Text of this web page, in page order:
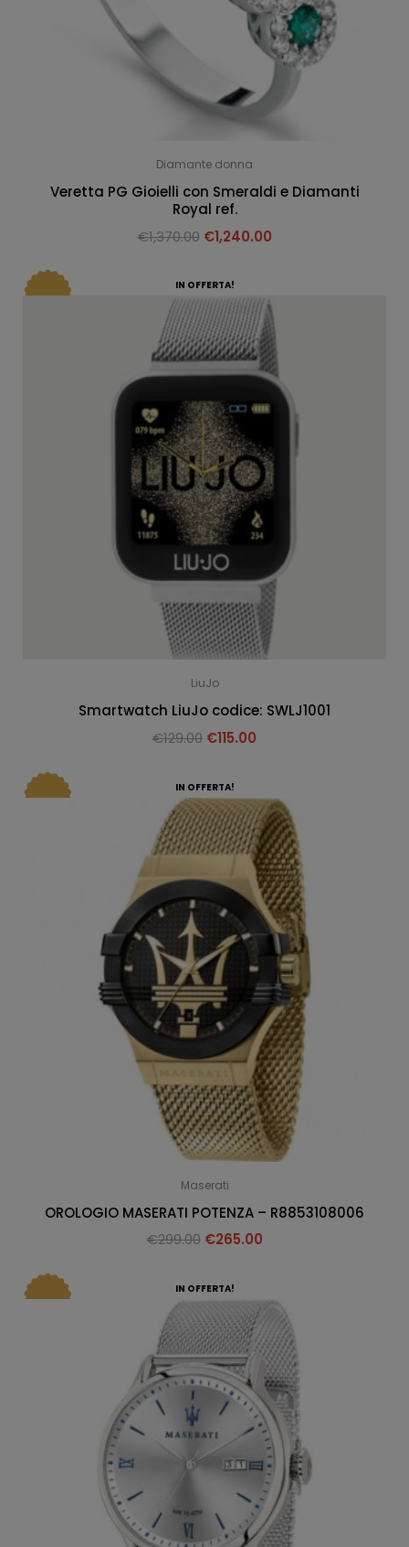
Diamante donna
Veretta PG Gioielli con Smeraldi e Diamanti
Royal ref.
€1,370.00 €1,240.00
IN OFFERTA!
LiuJo
Smartwatch LiuJo codice: SWLJ1001
€129.00 €115.00
IN OFFERTA!
Maserati
OROLOGIO MASERATI POTENZA – R8853108006
€299.00 €265.00
IN OFFERTA!